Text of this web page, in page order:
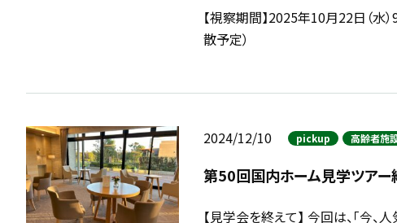
【視察期間】2025年10月22日（水
散予定）
2024/12/10 pickup 高齢者施
第50回国内ホーム見学ツアー
【見学会を終えて】 今回は、「今